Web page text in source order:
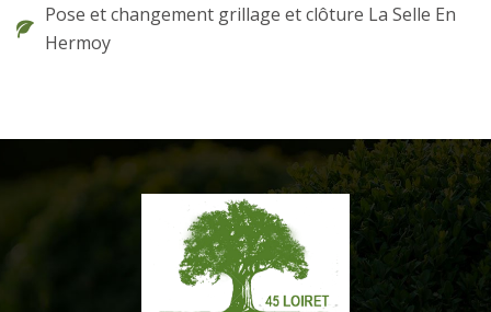
Pose et changement grillage et clôture La Selle En
Hermoy